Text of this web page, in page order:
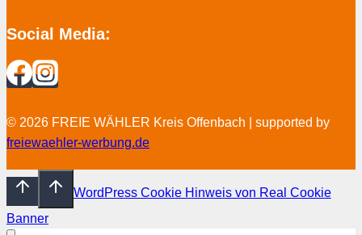
Social Media:
© 2026 FREIE WÄHLER Kreis Offenbach | supported by
freiewaehler-werbung.de
WordPress Cookie Hinweis von Real Cookie
Banner